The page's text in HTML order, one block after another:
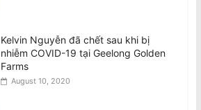
Kelvin Nguyễn đã chết sau khi bị
nhiễm COVID-19 tại Geelong Golden
Farms
August 10, 2020